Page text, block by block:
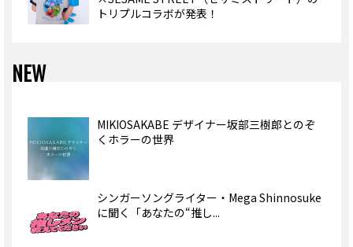
トリプルコラボが発表！
NEW
MIKIOSAKABE デザイナー坂部三樹郎とのぞ
くホラーの世界
シンガーソングライター・Mega Shinnosuke
に聞く「あなたの“推し...